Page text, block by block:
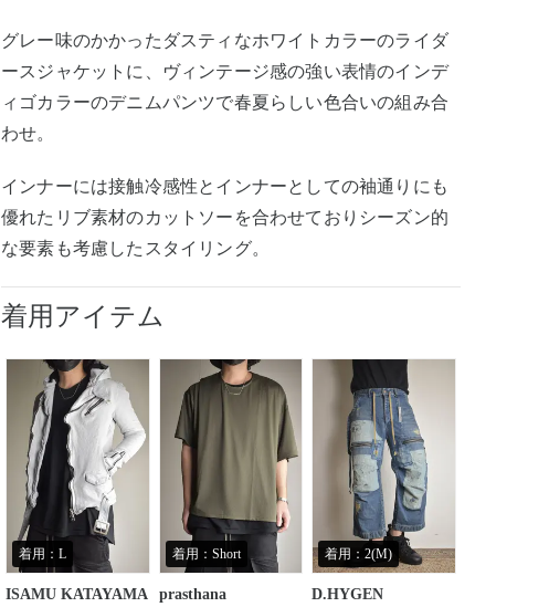
グレー味のかかったダスティなホワイトカラーのライダ
ースジャケットに、ヴィンテージ感の強い表情のインデ
ィゴカラーのデニムパンツで春夏らしい色合いの組み合
わせ。
インナーには接触冷感性とインナーとしての袖通りにも
優れたリブ素材のカットソーを合わせておりシーズン的
な要素も考慮したスタイリング。
着用アイテム
着用：L
ISAMU KATAYAMA
着用：Short
prasthana
着用：2(M)
D.HYGEN